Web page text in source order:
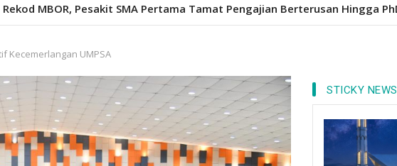
academic excellence to PhD earns historic MBOR recognitio
Kecemerlangan UMPSA
STICKY NEWS